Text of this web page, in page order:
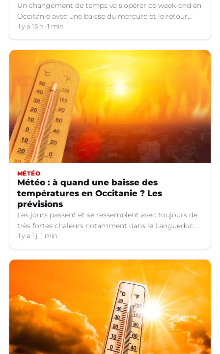
Un changement de temps va s'opérer ce week-end en
Occitanie avec une baisse du mercure et le retour
d'orages dans certains départements.
il y a 15 h 1 min
MÉTÉO
Météo : à quand une baisse des
températures en Occitanie ? Les
prévisions
Les jours passent et se ressemblent avec toujours de
très fortes chaleurs notamment dans le Languedoc.
Jusqu’à quand ?
il y a 1 j 1 min